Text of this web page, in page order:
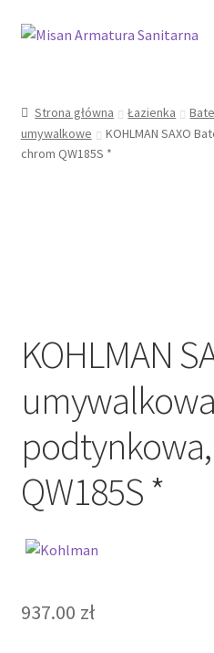
Przejdź
Przejdź
Moje konto
Strona główna Łazienka
umywalkowe
KOHLMAN SAXO
chrom QW185S *
KOHLMAN
umywalkowa
QW185S *
937.00 zł